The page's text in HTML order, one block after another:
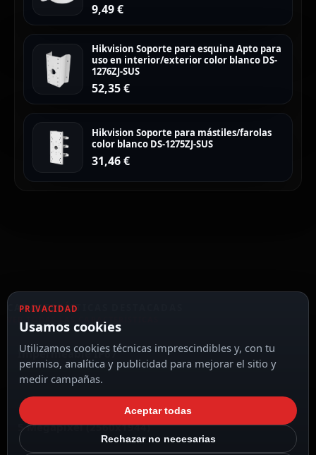
9,49€
Hikvision Soporte para esquina Apto para
uso en interior/exterior color blanco DS-
1276ZJ-SUS
52,35€
Hikvision Soporte para mástiles/farolas
color blanco DS-1275ZJ-SUS
31,46€
CARACTERÍSTICAS DESTACADAS
Impermeable IP67
5 Megapíxel (2560x1944)
PRIVACIDAD
Usamos cookies
Utilizamos cookies técnicas imprescindibles y, con tu
permiso, analítica y publicidad para mejorar el sitio y
medir campañas.
Aceptar todas
Rechazar no necesarias